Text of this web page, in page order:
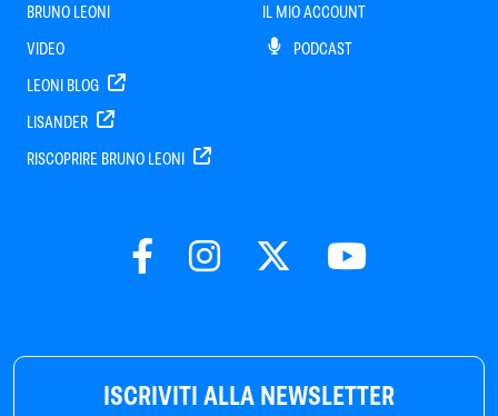
ISCRIVITI ALLA NEWSLETTER
BRUNO LEONI
VIDEO
LEONI BLOG
LISANDER
RISCOPRIRE BRUNO LEONI
IL MIO ACCOUNT
PODCAST